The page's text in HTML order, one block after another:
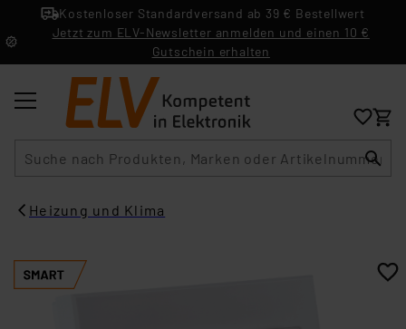
Kostenloser Standardversand ab 39 € Bestellwert
Jetzt zum ELV-Newsletter anmelden und einen 10 €
Gutschein erhalten
Heizung und Klima